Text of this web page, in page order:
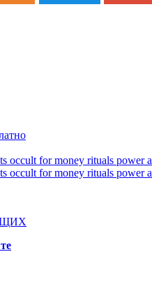
occult for money rituals power
occult for money rituals power